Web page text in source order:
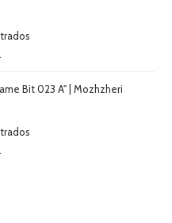
Bit 023 A" | Mozhzheri